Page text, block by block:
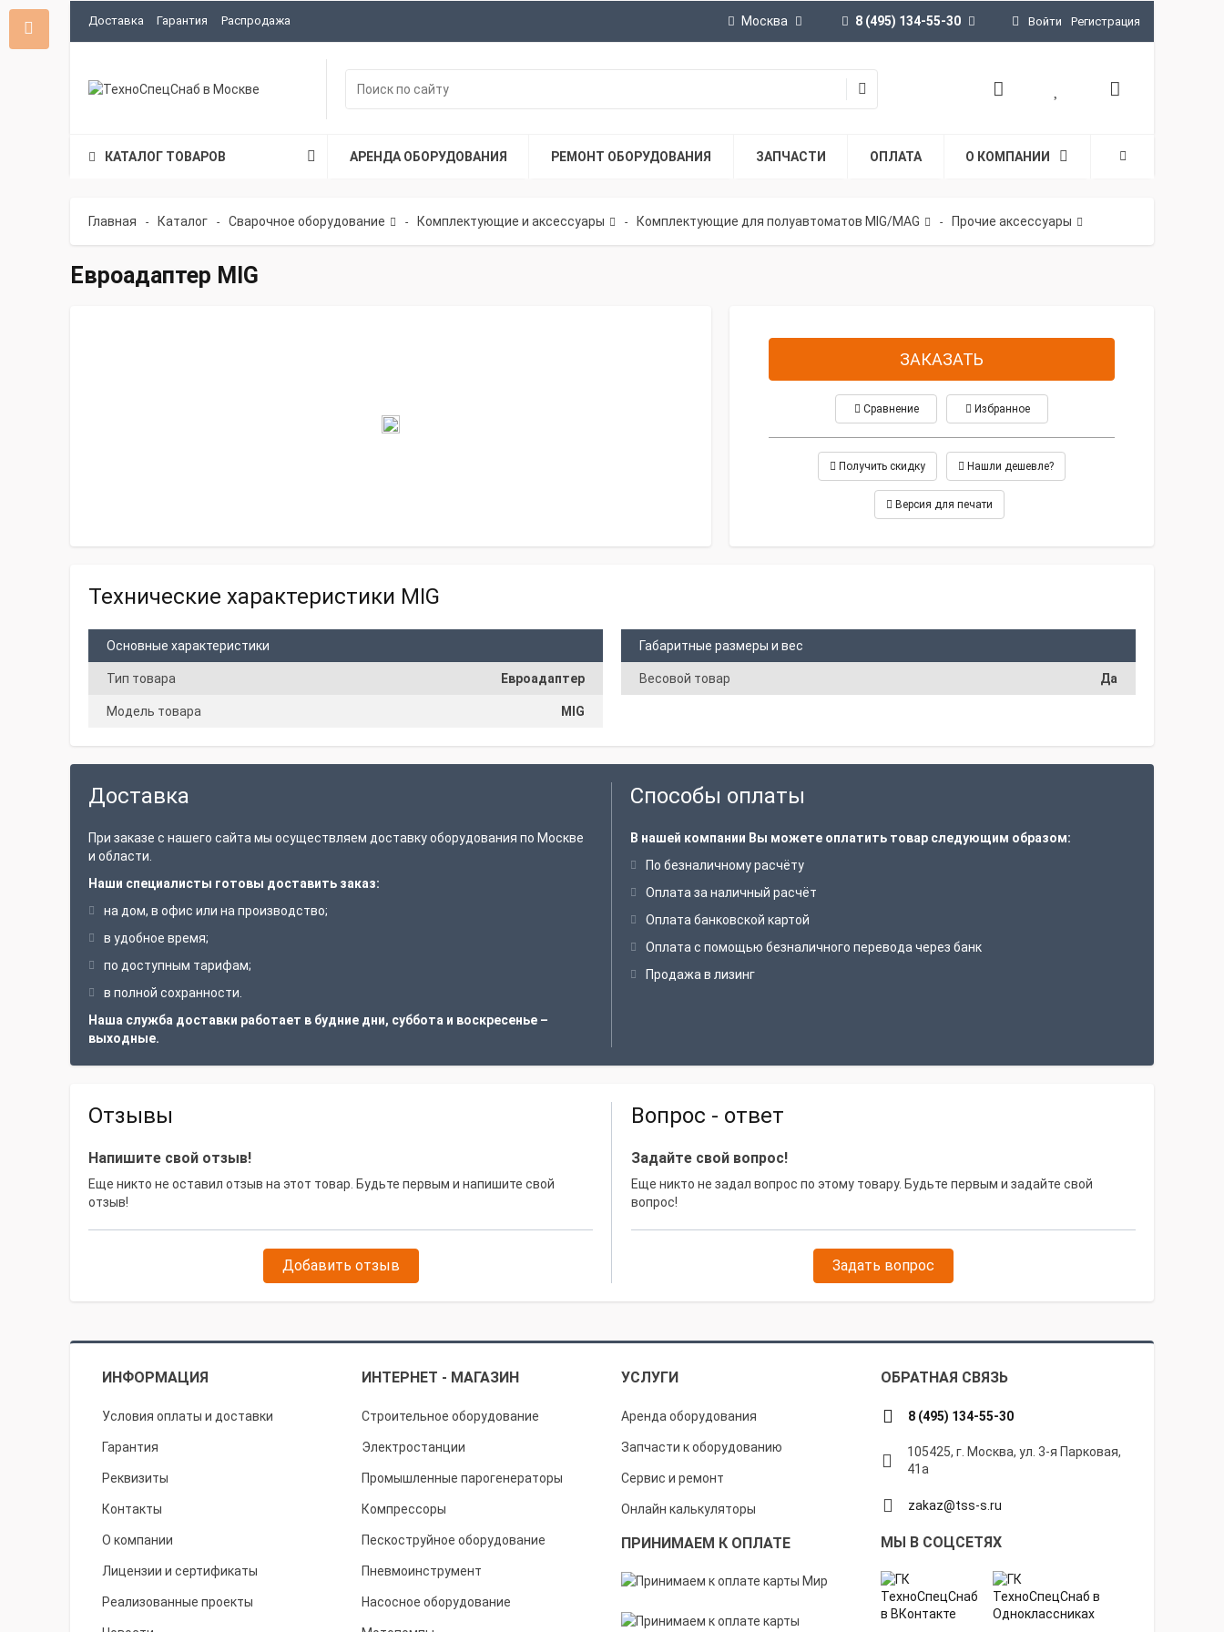
Доставка Гарантия Распродажа Москва 8 (495) 134-55-30 Войти Регистрация
КАТАЛОГ ТОВАРОВ АРЕНДА ОБОРУДОВАНИЯ РЕМОНТ ОБОРУДОВАНИЯ ЗАПЧАСТИ ОПЛАТА О КОМПАНИИ
Главная - Каталог - Сварочное оборудование - Комплектующие и аксессуары - Комплектующие для полуавтоматов MIG/MAG - Прочие аксессуары
Евроадаптер MIG
ЗАКАЗАТЬ
Сравнение Избранное
Получить скидку Нашли дешевле?
Версия для печати
Технические характеристики MIG
Основные характеристики
Тип товара Евроадаптер
Модель товара MIG
Габаритные размеры и вес
Весовой товар Да
Доставка
При заказе с нашего сайта мы осуществляем доставку оборудования по Москве
и области.
Наши специалисты готовы доставить заказ:
на дом, в офис или на производство;
в удобное время;
по доступным тарифам;
в полной сохранности.
Наша служба доставки работает в будние дни, суббота и воскресенье –
выходные.
Способы оплаты
В нашей компании Вы можете оплатить товар следующим образом:
По безналичному расчёту
Оплата за наличный расчёт
Оплата банковской картой
Оплата с помощью безналичного перевода через банк
Продажа в лизинг
Отзывы
Напишите свой отзыв!
Еще никто не оставил отзыв на этот товар. Будьте первым и напишите свой
отзыв!
Добавить отзыв
Вопрос - ответ
Задайте свой вопрос!
Еще никто не задал вопрос по этому товару. Будьте первым и задайте свой
вопрос!
Задать вопрос
ИНФОРМАЦИЯ ИНТЕРНЕТ - МАГАЗИН УСЛУГИ ОБРАТНАЯ СВЯЗЬ
Условия оплаты и доставки
Гарантия
Реквизиты
Контакты
О компании
Лицензии и сертификаты
Реализованные проекты
Строительное оборудование
Электростанции
Промышленные парогенераторы
Компрессоры
Пескоструйное оборудование
Пневмоинструмент
Насосное оборудование
Аренда оборудования
Запчасти к оборудованию
Сервис и ремонт
Онлайн калькуляторы
ПРИНИМАЕМ К ОПЛАТЕ
8 (495) 134-55-30
105425, г. Москва, ул. 3-я Парковая,
41а
zakaz@tss-s.ru
МЫ В СОЦСЕТЯХ